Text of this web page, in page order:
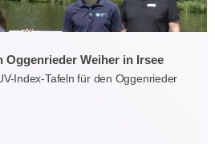
Oggenrieder Weiher in Irsee
Index-Tafeln für den Oggenrieder